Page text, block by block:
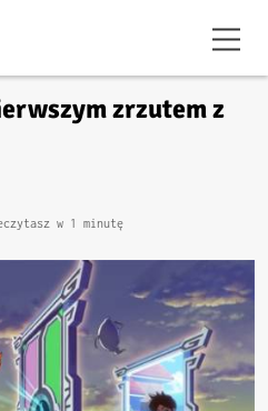
zrzutem z
w 1 minutę